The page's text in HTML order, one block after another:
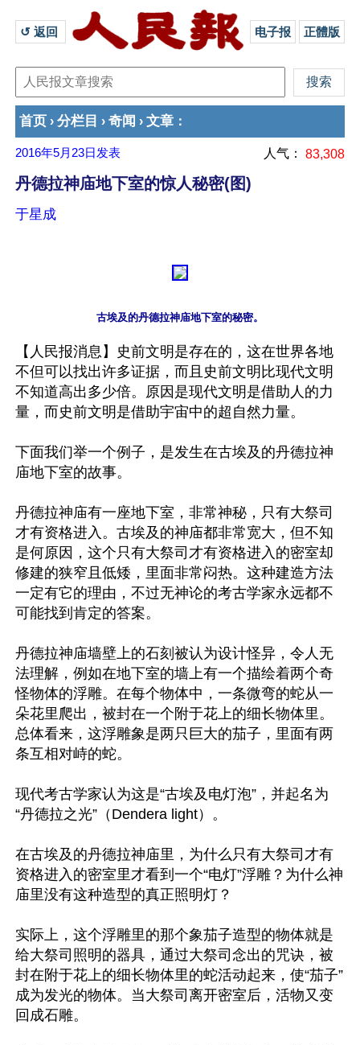
↺ 返回 电子报 正體版
首页 › 分栏目 › 奇闻 › 文章 ：
2016年5月23日 发表 人气： 83,308
丹德拉神庙地下室的惊人秘密(图)
于星成
古埃及的丹德拉神庙地下室的秘密。
【人民报消息】史前文明是存在的，这在世界各地
不但可以找出许多证据，而且史前文明比现代文明
不知道高出多少倍。原因是现代文明是借助人的力
量，而史前文明是借助宇宙中的超自然力量。
下面我们举一个例子，是发生在古埃及的丹德拉神
庙地下室的故事。
丹德拉神庙有一座地下室，非常神秘，只有大祭司
才有资格进入。古埃及的神庙都非常宽大，但不知
是何原因，这个只有大祭司才有资格进入的密室却
修建的狭窄且低矮，里面非常闷热。这种建造方法
一定有它的理由，不过无神论的考古学家永远都不
可能找到肯定的答案。
丹德拉神庙墙壁上的石刻被认为设计怪异，令人无
法理解，例如在地下室的墙上有一个描绘着两个奇
怪物体的浮雕。在每个物体中，一条微弯的蛇从一
朵花里爬出，被封在一个附于花上的细长物体里。
总体看来，这浮雕象是两只巨大的茄子，里面有两
条互相对峙的蛇。
现代考古学家认为这是“古埃及电灯泡”，并起名为
“丹德拉之光”（Dendera light）。
在古埃及的丹德拉神庙里，为什么只有大祭司才有
资格进入的密室里才看到一个“电灯”浮雕？为什么神
庙里没有这种造型的真正照明灯？
实际上，这个浮雕里的那个象茄子造型的物体就是
给大祭司照明的器具，通过大祭司念出的咒诀，被
封在附于花上的细长物体里的蛇活动起来，使“茄子”
成为发光的物体。当大祭司离开密室后，活物又变
回成石雕。